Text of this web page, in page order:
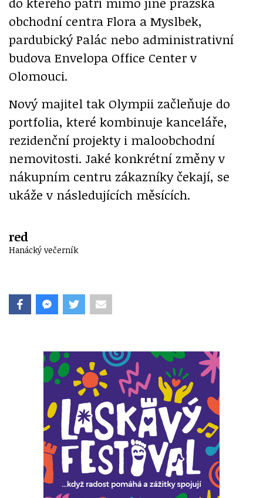
obchodní centra Flora a Myslbek,
pardubický Palác nebo administrativní
budova Envelopa Office Center v
Olomouci.
Nový majitel tak Olympii začleňuje do
portfolia, které kombinuje kanceláře,
rezidenční projekty i maloobchodní
nemovitosti. Jaké konkrétní změny v
nákupním centru zákazníky čekají, se
ukáže v následujících měsících.
red
Hanácký večerník